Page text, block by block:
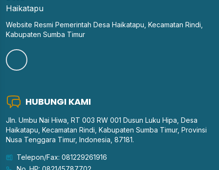
Website Resmi Pemerintah Desa Haikatapu, Kecamatan Rindi,
Kabupaten Sumba Timur
HUBUNGI KAMI
Jln. Umbu Nai Hiwa, RT 003 RW 001 Dusun Luku Hipa, Desa
Haikatapu, Kecamatan Rindi, Kabupaten Sumba Timur, Provinsi
Nusa Tenggara Timur, Indonesia, 87181.
Telepon/Fax: 081229261916